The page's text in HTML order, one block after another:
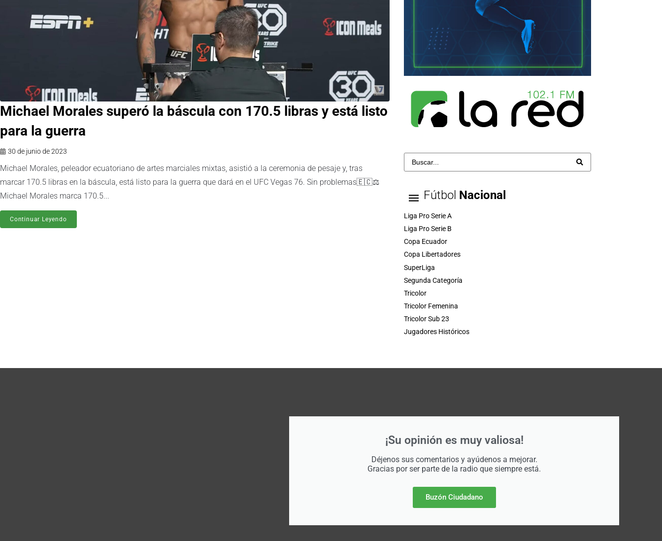
Michael Morales superó la báscula con 170.5 libras y está listo
para la guerra
30 de junio de 2023
Michael Morales, peleador ecuatoriano de artes marciales mixtas, asistió a la ceremonia de pesaje y, tras
marcar 170.5 libras en la báscula, está listo para la guerra que dará en el UFC Vegas 76. Sin problemas🇪🇨⚖️
Michael Morales marca 170.5...
Continuar Leyendo
Fútbol Nacional
Liga Pro Serie A
Liga Pro Serie B
Copa Ecuador
Copa Libertadores
SuperLiga
Segunda Categoría
Tricolor
Tricolor Femenina
Tricolor Sub 23
Jugadores Históricos
¡Su opinión es muy valiosa!
Déjenos sus comentarios y ayúdenos a mejorar.
Gracias por ser parte de la radio que siempre está.
Buzón Ciudadano